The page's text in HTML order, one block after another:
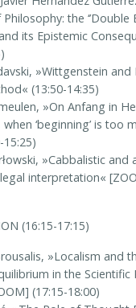
the ‘’Double
its Epistemic
»Wittgenstein and
(13:50-14:35)
»On Anfang in
‘beginning’ is too
15:25)
»Cabbalistic and
interpretation«
(16:15-17:15)
»Localism and
in the Scientific
(17:15-18:00)